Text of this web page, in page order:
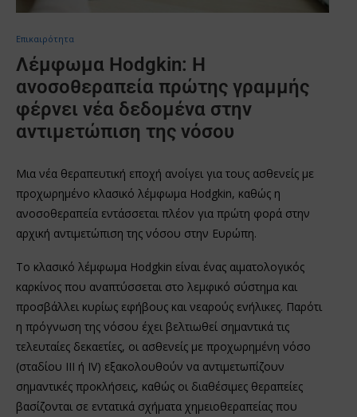
Επικαιρότητα
Λέμφωμα Hodgkin: Η
ανοσοθεραπεία πρώτης γραμμής
φέρνει νέα δεδομένα στην
αντιμετώπιση της νόσου
Μια νέα θεραπευτική εποχή ανοίγει για τους ασθενείς με
προχωρημένο κλασικό λέμφωμα Hodgkin, καθώς η
ανοσοθεραπεία εντάσσεται πλέον για πρώτη φορά στην
αρχική αντιμετώπιση της νόσου στην Ευρώπη.
Το κλασικό λέμφωμα Hodgkin είναι ένας αιματολογικός
καρκίνος που αναπτύσσεται στο λεμφικό σύστημα και
προσβάλλει κυρίως εφήβους και νεαρούς ενήλικες. Παρότι
η πρόγνωση της νόσου έχει βελτιωθεί σημαντικά τις
τελευταίες δεκαετίες, οι ασθενείς με προχωρημένη νόσο
(σταδίου III ή IV) εξακολουθούν να αντιμετωπίζουν
σημαντικές προκλήσεις, καθώς οι διαθέσιμες θεραπείες
βασίζονται σε εντατικά σχήματα χημειοθεραπείας που